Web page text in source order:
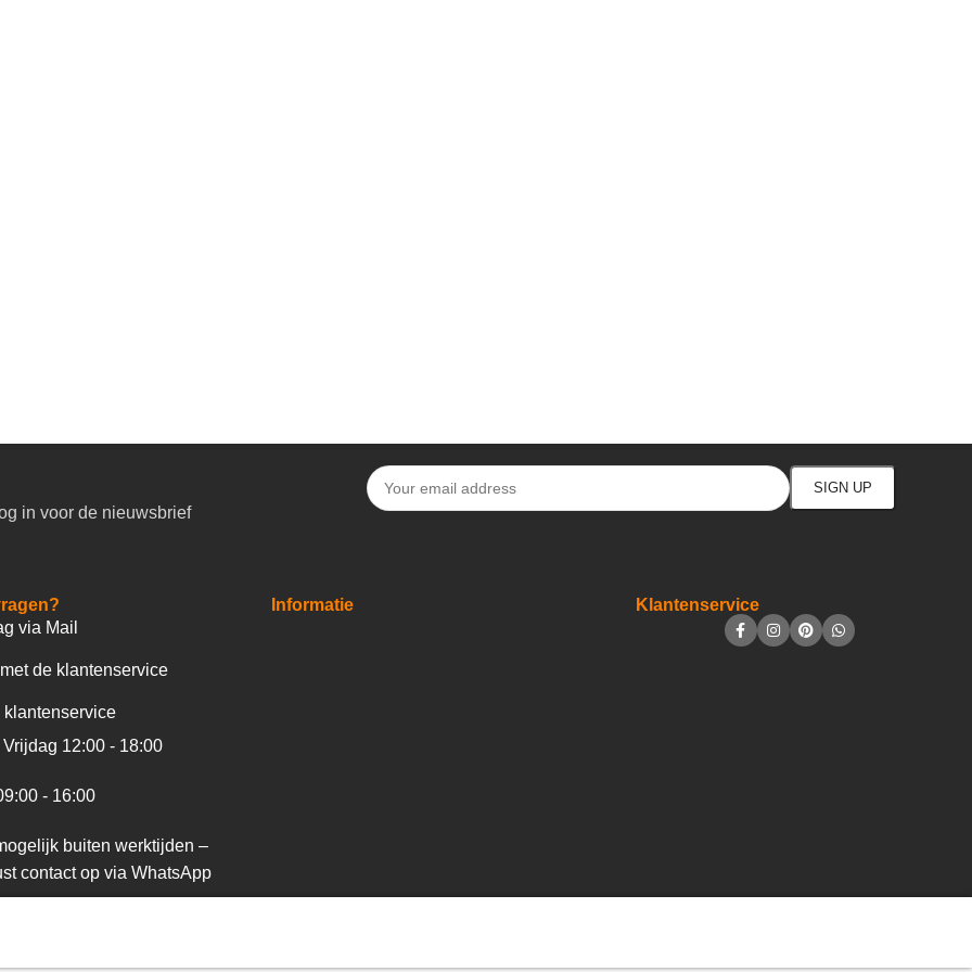
in voor de nieuwsbrief
via Mail
de klantenservice
klantenservice
12:00 - 18:00
- 16:00
buiten werktijden –
contact op via WhatsApp
Informatie Klantenservice